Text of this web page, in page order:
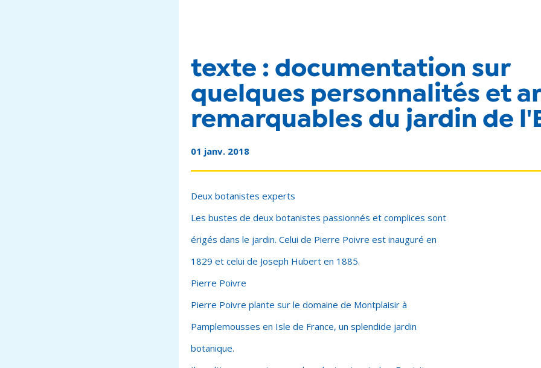
texte : documentation sur
quelques personnalités et
remarquables du jardin de
01 janv. 2018
Deux botanistes experts
Les bustes de deux botanistes passionnés et complices sont
érigés dans le jardin. Celui de Pierre Poivre est inauguré en
1829 et celui de Joseph Hubert en 1885.
Pierre Poivre
Pierre Poivre plante sur le domaine de Montplaisir à
Pamplemousses en Isle de France, un splendide jardin
botanique.